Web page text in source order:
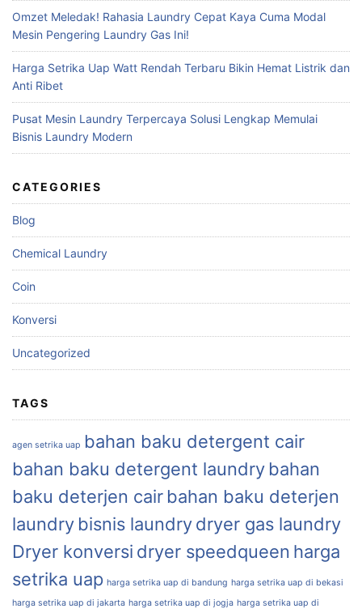
Omzet Meledak! Rahasia Laundry Cepat Kaya Cuma Modal
Mesin Pengering Laundry Gas Ini!
Harga Setrika Uap Watt Rendah Terbaru Bikin Hemat Listrik dan
Anti Ribet
Pusat Mesin Laundry Terpercaya Solusi Lengkap Memulai
Bisnis Laundry Modern
CATEGORIES
Blog
Chemical Laundry
Coin
Konversi
Uncategorized
TAGS
agen setrika uap bahan baku detergent cair
bahan baku detergent laundry bahan
baku deterjen cair bahan baku deterjen
laundry bisnis laundrydryer gas laundry
Dryer konversi dryer speedqueen harga
setrika uap harga setrika uap di bandung harga setrika uap di bekasi
harga setrika uap di jakarta harga setrika uap di jogja harga setrika uap di